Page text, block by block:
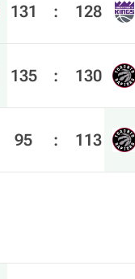
131 : 128
135 : 130
95 : 113